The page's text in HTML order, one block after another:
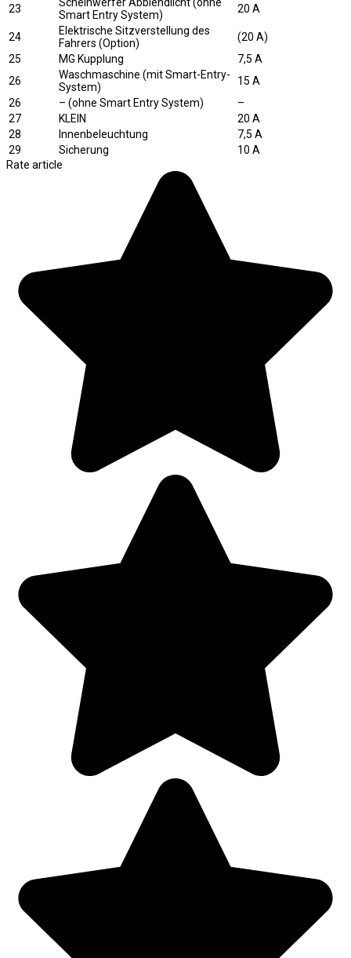
23
Smart Entry System)
20 A
24
Elektrische Sitzverstellung des
Fahrers (Option)
(20 A)
25
MG Kupplung
7,5 A
26
Waschmaschine (mit Smart-Entry-
System)
15 A
26
– (ohne Smart Entry System)
–
27
KLEIN
20 A
28
Innenbeleuchtung
7,5 A
29
Sicherung
10 A
Rate article